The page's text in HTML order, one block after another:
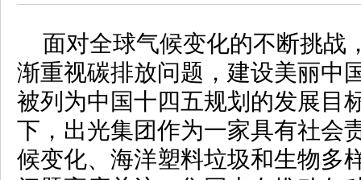
面对全球气候变化的不断挑战
渐重视碳排放问题，建设美丽中
被列为中国十四五规划的发展目
下，出光集团作为一家具有社会
候变化、海洋塑料垃圾和生物多